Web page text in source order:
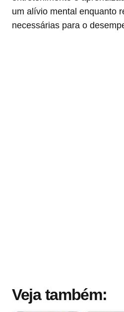
um alívio mental enquanto
necessárias para o
Veja também: